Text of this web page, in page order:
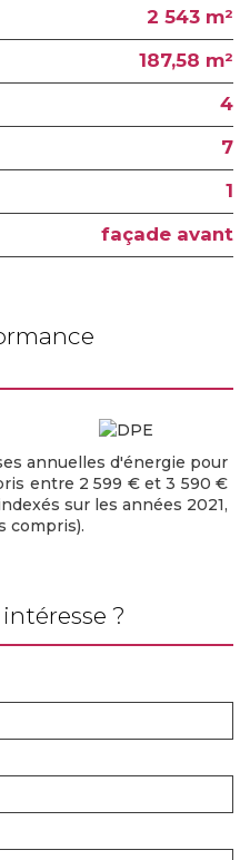
2 543 m²
187,58 m²
4
7
1
façade avant
annuelles d'énergie pour
entre 2 599 € et 3 590 €
sur les années 2021,
compris).
?